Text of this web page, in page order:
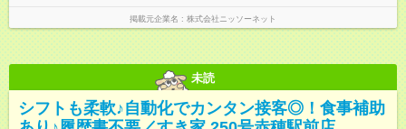
掲載元企業名 株式会社ニッソーネット
未読
シフトも柔軟♪自動化でカンタン接客◎！食事補助